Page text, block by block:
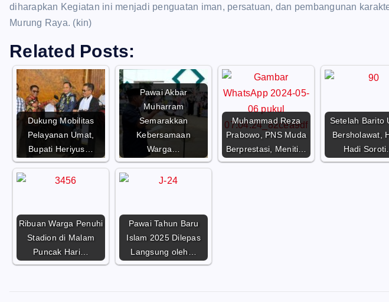
diharapkan Kegiatan ini menjadi penguatan iman, persatuan, dan pembangunan
Murung Raya. (kin)
Related Posts:
Dukung Mobilitas
Pelayanan Umat,
Bupati Heriyus…
Pawai Akbar
Muharram
Semarakkan
Kebersamaan
Warga…
Muhammad Reza
Prabowo, PNS Muda
Berprestasi, Meniti…
Setelah Barito
Bersholawat,
Hadi
Ribuan Warga Penuhi
Stadion di Malam
Puncak Hari…
Pawai Tahun Baru
Islam 2025 Dilepas
Langsung oleh…